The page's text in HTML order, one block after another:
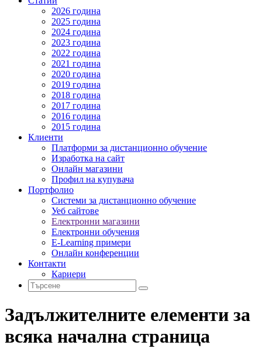
2026 година
2025 година
2024 година
2023 година
2022 година
2021 година
2020 година
2019 година
2018 година
2017 година
2016 година
2015 година
Клиенти
Платформи за дистанционно обучение
Изработка на сайт
Онлайн магазини
Профил на купувача
Портфолио
Системи за дистанционно обучение
Уеб сайтове
Електронни магазини
Електронни обучения
E-Learning примери
Онлайн конференции
Контакти
Кариери
Задължителните елементи за
всяка начална страница